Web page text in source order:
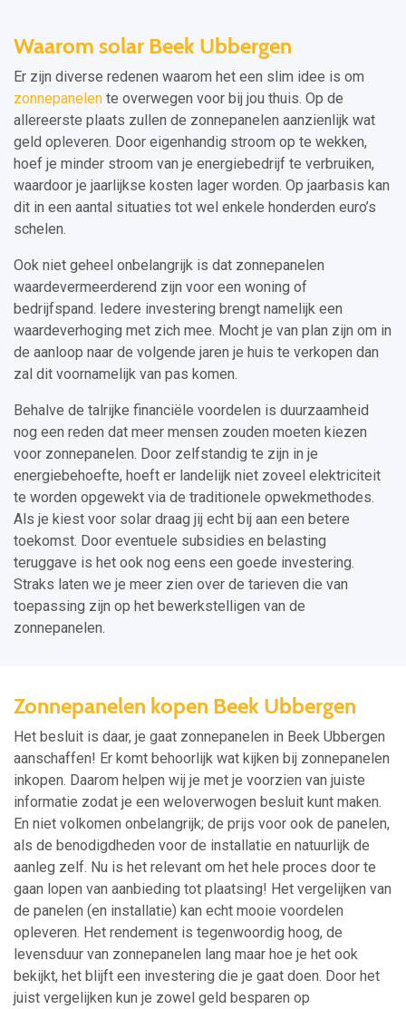
Waarom solar Beek Ubbergen
Er zijn diverse redenen waarom het een slim idee is om
zonnepanelen te overwegen voor bij jou thuis. Op de
allereerste plaats zullen de zonnepanelen aanzienlijk wat
geld opleveren. Door eigenhandig stroom op te wekken,
hoef je minder stroom van je energiebedrijf te verbruiken,
waardoor je jaarlijkse kosten lager worden. Op jaarbasis kan
dit in een aantal situaties tot wel enkele honderden euro’s
schelen.
Ook niet geheel onbelangrijk is dat zonnepanelen
waardevermeerderend zijn voor een woning of
bedrijfspand. Iedere investering brengt namelijk een
waardeverhoging met zich mee. Mocht je van plan zijn om in
de aanloop naar de volgende jaren je huis te verkopen dan
zal dit voornamelijk van pas komen.
Behalve de talrijke financiële voordelen is duurzaamheid
nog een reden dat meer mensen zouden moeten kiezen
voor zonnepanelen. Door zelfstandig te zijn in je
energiebehoefte, hoeft er landelijk niet zoveel elektriciteit
te worden opgewekt via de traditionele opwekmethodes.
Als je kiest voor solar draag jij echt bij aan een betere
toekomst. Door eventuele subsidies en belasting
teruggave is het ook nog eens een goede investering.
Straks laten we je meer zien over de tarieven die van
toepassing zijn op het bewerkstelligen van de
zonnepanelen.
Zonnepanelen kopen Beek Ubbergen
Het besluit is daar, je gaat zonnepanelen in Beek Ubbergen
aanschaffen! Er komt behoorlijk wat kijken bij zonnepanelen
inkopen. Daarom helpen wij je met je voorzien van juiste
informatie zodat je een weloverwogen besluit kunt maken.
En niet volkomen onbelangrijk; de prijs voor ook de panelen,
als de benodigdheden voor de installatie en natuurlijk de
aanleg zelf. Nu is het relevant om het hele proces door te
gaan lopen van aanbieding tot plaatsing! Het vergelijken van
de panelen (en installatie) kan echt mooie voordelen
opleveren. Het rendement is tegenwoordig hoog, de
levensduur van zonnepanelen lang maar hoe je het ook
bekijkt, het blijft een investering die je gaat doen. Door het
juist vergelijken kun je zowel geld besparen op